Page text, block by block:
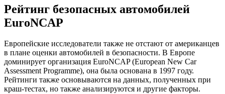
Рейтинг безопасных автомобилей
EuroNCAP
Европейские исследователи также не отстают от американцев
в плане оценки автомобилей в безопасности. В Европе
доминирует организация EuroNCAP (European New Car
Assessment Programme), она была основана в 1997 году.
Рейтинги также основываются на данных, полученных при
краш-тестах, но также анализируются и другие факторы.